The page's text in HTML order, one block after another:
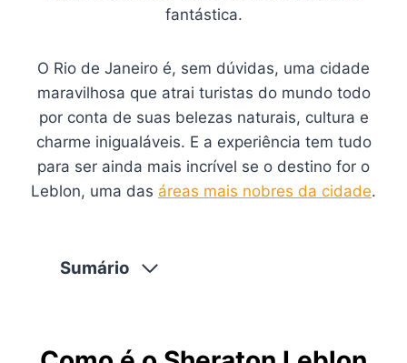
fantástica.
O Rio de Janeiro é, sem dúvidas, uma cidade
maravilhosa que atrai turistas do mundo todo
por conta de suas belezas naturais, cultura e
charme inigualáveis. E a experiência tem tudo
para ser ainda mais incrível se o destino for o
Leblon, uma das áreas mais nobres da cidade.
Sumário